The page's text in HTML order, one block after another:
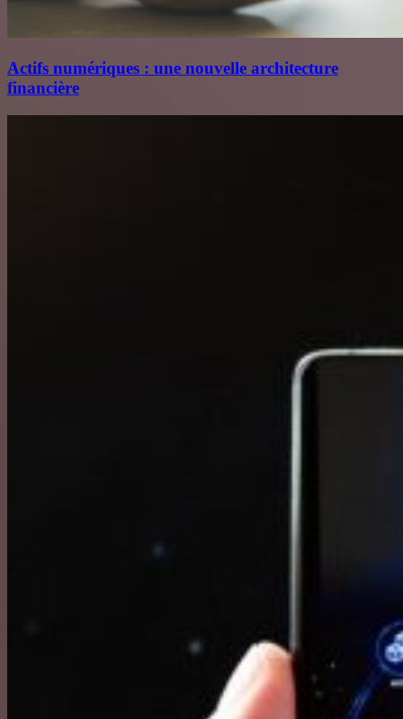
Actifs numériques : une nouvelle architecture
financière